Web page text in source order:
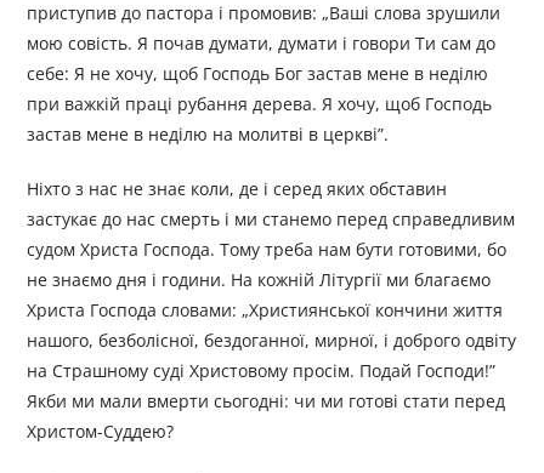
приступив до пастора і промовив: „Ваші слова зрушили
мою совість. Я почав думати, думати і говори Ти сам до
себе: Я не хочу, щоб Господь Бог застав мене в неділю
при важкій праці рубання дерева. Я хочу, щоб Господь
застав мене в неділю на молитві в церкві”.
Ніхто з нас не знає коли, де і серед яких обставин
застукає до нас смерть і ми станемо перед справедливим
судом Христа Господа. Тому треба нам бути готовими, бо
не знаємо дня і години. На кожній Літургії ми благаємо
Христа Господа словами: „Християнської кончини життя
нашого, безболісної, бездоганної, мирної, і доброго одвіту
на Страшному суді Христовому просім. Подай Господи!”
Якби ми мали вмерти сьогодні: чи ми готові стати перед
Христом-Суддею?